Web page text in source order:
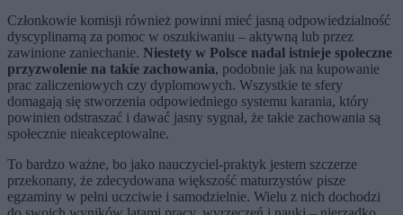
Członkowie komisji również powinni mieć jasną odpowiedzialność
dyscyplinarną za pomoc w oszukiwaniu – aktywną lub przez
zawinione zaniechanie. Niestety w Polsce nadal istnieje społeczne
przyzwolenie na takie zachowania, podobnie jak na kupowanie
prac zaliczeniowych czy dyplomowych. Wszystkie te sfery
domagają się stworzenia odpowiedniego systemu karania, który
powinien odstraszać i dawać jasny sygnał, że takie zachowania są
społecznie nieakceptowalne.
To bardzo ważne, bo jako nauczyciel‑praktyk jestem szczerze
przekonany, że zdecydowana większość maturzystów pisze
egzaminy w pełni uczciwie i samodzielnie. Wielu z nich dochodzi